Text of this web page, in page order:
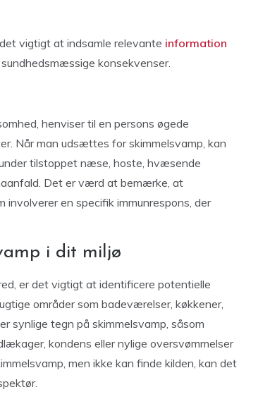
vigtigt at indsamle relevante information
konsekvenser.
henviser til en persons øgede
Når man udsættes for skimmelsvamp, kan
tilstoppet næse, hoste, hvæsende
Det er værd at bemærke, at
involverer en specifik immunrespons, der
i dit miljø
er det vigtigt at identificere potentielle
områder som badeværelser, køkkener,
synlige tegn på skimmelsvamp, såsom
kondens eller nylige oversvømmelser
men ikke kan finde kilden, kan det